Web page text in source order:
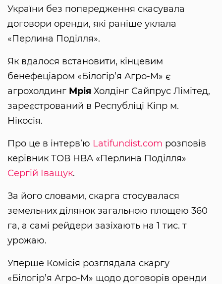
України без попередження скасувала
договори оренди, які раніше уклала
«Перлина Поділля».
Як вдалося встановити, кінцевим
бенефеціаром «Білогір’я Агро-М» є
агрохолдинг Мрія Холдінг Сайпрус Лімітед,
зареєстрований в Республіці Кіпр м.
Нікосія.
Про це в інтерв’ю Latifundist.com розповів
керівник ТОВ НВА «Перлина Поділля»
Сергій Іващук.
За його словами, скарга стосувалася
земельних ділянок загальною площею 360
га, а самі рейдери зазіхають на 1 тис. т
урожаю.
Уперше Комісія розглядала скаргу
«Білогір’я Агро-М» щодо договорів оренди